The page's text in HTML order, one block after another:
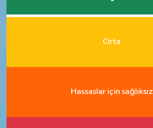
Orta
Hassaslar için sağlıksız